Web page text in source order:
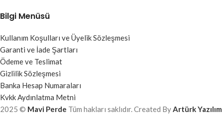
Bilgi Menüsü
Kullanım Koşulları ve Üyelik Sözleşmesi
Garanti ve İade Şartları
Ödeme ve Teslimat
Gizlilik Sözleşmesi
Banka Hesap Numaraları
Kvkk Aydınlatma Metni
2025 © Mavi Perde Tüm hakları saklıdır. Created ByArtürk Yazılım